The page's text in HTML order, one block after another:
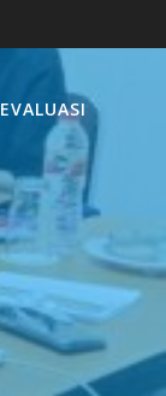
EVALUASI